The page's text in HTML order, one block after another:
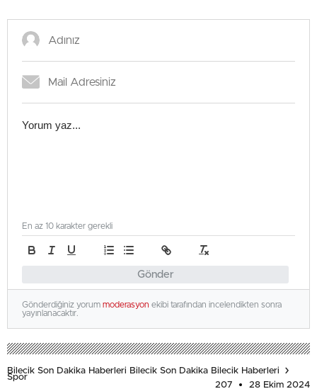
Gönder
En az 10 karakter gerekli
Gönderdiğiniz yorum moderasyon ekibi tarafından incelendikten sonra
yayınlanacaktır.
Bilecik Son Dakika Haberleri Bilecik Son Dakika Bilecik Haberleri
Spor
207
28 Ekim 2024